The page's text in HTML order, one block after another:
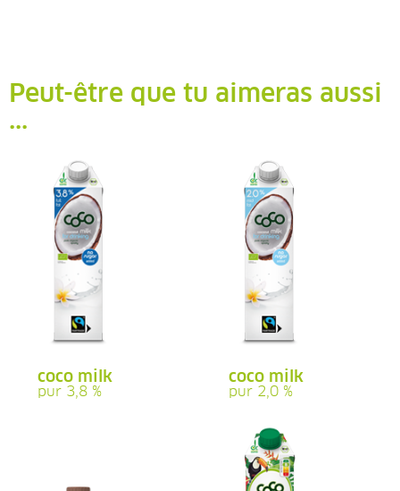
Peut-être que tu aimeras aussi
...
coco milk
pur 3,8 %
coco milk
pur 2,0 %